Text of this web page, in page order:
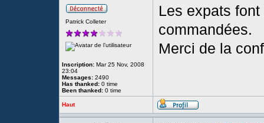
Patrick Colleter
Inscription: Mar 25 Nov, 2008
23:04
Messages: 2490
Has thanked: 0 time
Been thanked: 0 time
Les expats
commandées.
Merci de la
Haut